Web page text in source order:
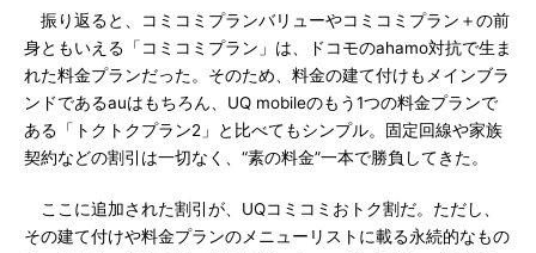
振り返ると、コミコミプランバリューやコミコミプラン＋の前
身ともいえる「コミコミプラン」は、ドコモのahamo対抗で生ま
れた料金プランだった。そのため、料金の建て付けもメインブラ
ンドであるauはもちろん、UQ mobileのもう1つの料金プランで
ある「トクトクプラン2」と比べてもシンプル。固定回線や家族
契約などの割引は一切なく、“素の料金”一本で勝負してきた。
ここに追加された割引が、UQコミコミおトク割だ。ただし、
その建て付けや料金プランのメニューリストに載る永続的なもの